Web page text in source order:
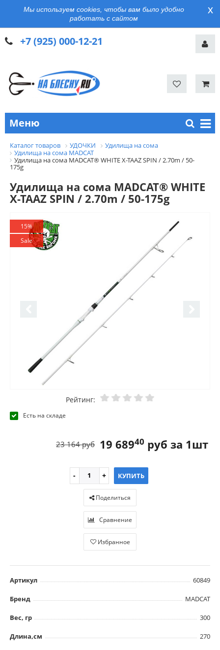
Мы используем cookies, чтобы вам было удобно
работать с сайтом
x
+7 (925) 000-12-21
Меню
Каталог товаров УДОЧКИ
Удилища на сома
Удилища на сома MADCAT
Удилища на сома MADCAT® WHITE X-TAAZ SPIN / 2.70m / 50-
175g
Удилища на сома MADCAT® WHITE
X-TAAZ SPIN / 2.70m / 50-175g
15%
Sale
Рейтинг:
Есть на складе
19 68940 руб за 1шт
23 164 руб
КУПИТЬ
Поделиться
Сравнение
Избранное
Артикул 60849
Бренд MADCAT
Вес, гр 300
Длина,см 270